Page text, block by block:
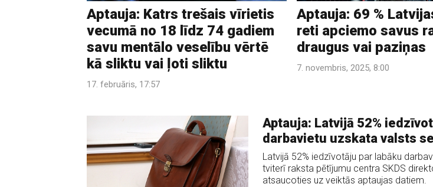
Aptauja: Katrs trešais vīrietis
vecumā no 18 līdz 74 gadiem
savu mentālo veselību vērtē
kā sliktu vai ļoti sliktu
17. februāris, 17:57
Aptauja: 69 %
reti apciemo savus
draugus vai paziņas
7. novembris, 2025, 8:00
Aptauja: Latvijā 52%
darbavietu uzskata valsts
Latvijā 52% iedzīvotāju par labāku
tviterī raksta pētījumu centra SKDS
atsaucoties uz veiktās aptaujas datiem.